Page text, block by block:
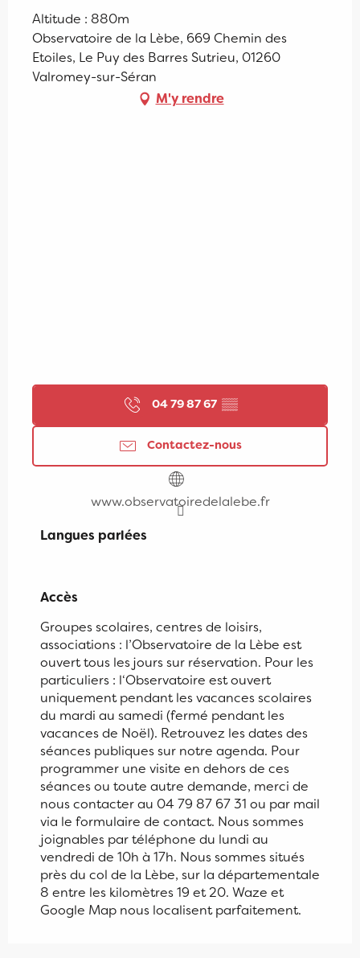
Altitude : 880m
Observatoire de la Lèbe, 669 Chemin des
Etoiles, Le Puy des Barres Sutrieu, 01260
Valromey-sur-Séran
M'y rendre
04 79 87 67 ▒▒
Contactez-nous
www.observatoiredelalebe.fr
Langues parlées
Langues parlées
Accès
Accès
Groupes scolaires, centres de loisirs,
associations : l’Observatoire de la Lèbe est
ouvert tous les jours sur réservation. Pour les
particuliers : l‘Observatoire est ouvert
uniquement pendant les vacances scolaires
du mardi au samedi (fermé pendant les
vacances de Noël). Retrouvez les dates des
séances publiques sur notre agenda. Pour
programmer une visite en dehors de ces
séances ou toute autre demande, merci de
nous contacter au 04 79 87 67 31 ou par mail
via le formulaire de contact. Nous sommes
joignables par téléphone du lundi au
vendredi de 10h à 17h. Nous sommes situés
près du col de la Lèbe, sur la départementale
8 entre les kilomètres 19 et 20. Waze et
Google Map nous localisent parfaitement.